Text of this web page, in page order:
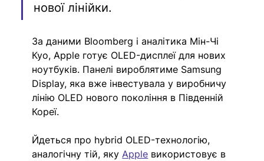
нової лінійки.
За даними Bloomberg і аналітика Мін-Чі
Куо, Apple готує OLED-дисплеї для нових
ноутбуків. Панелі вироблятиме Samsung
Display, яка вже інвестувала у виробничу
лінію OLED нового покоління в Південній
Кореї.
Йдеться про hybrid OLED-технологію,
аналогічну тій, яку Apple використовує в